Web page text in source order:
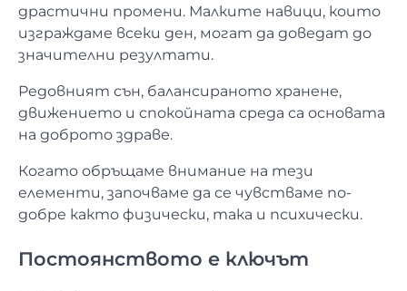
драстични промени. Малките навици, които
изграждаме всеки ден, могат да доведат до
значителни резултати.
Редовният сън, балансираното хранене,
движението и спокойната среда са основата
на доброто здраве.
Когато обръщаме внимание на тези
елементи, започваме да се чувстваме по-
добре както физически, така и психически.
Постоянството е ключът